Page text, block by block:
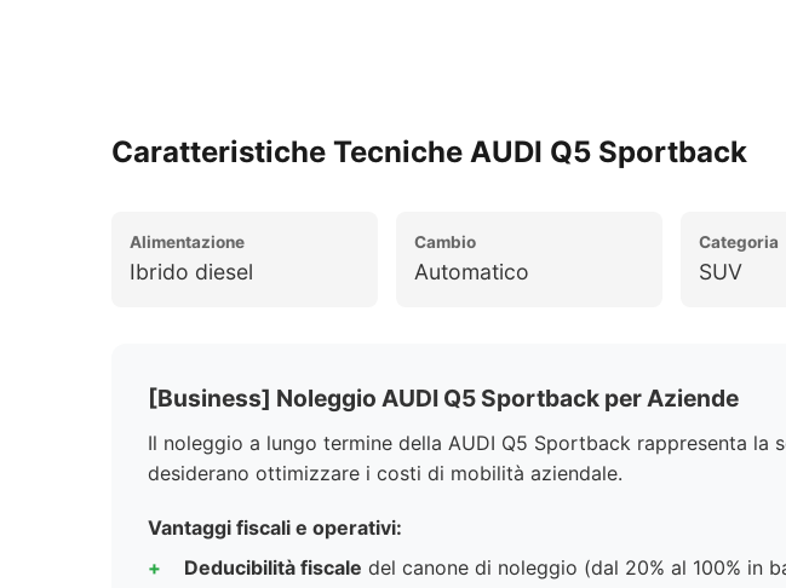
Caratteristiche Tecniche AUDI Q5 Sportback
Alimentazione
Ibrido diesel
Cambio
Automatico
Categoria
SUV
[Business] Noleggio AUDI Q5 Sportback per Aziende
Il noleggio a lungo termine della AUDI Q5 Sportback rappresenta la
desiderano ottimizzare i costi di mobilità aziendale.
Vantaggi fiscali e operativi:
Deducibilità fiscale del canone di noleggio (dal 20% al 100% in